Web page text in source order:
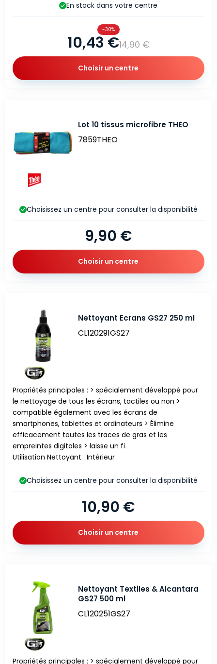
10,43 €14,90 €
-30%
En stock dans votre centre
Choisir un centre
Lot 10 tissus microfibre THEO
7859THEO
9,90 €
Choisissez un centre pour consulter la disponibilité
Choisir un centre
Nettoyant Ecrans GS27 250 ml
CL120291GS27
Propriétés principales : > spécialement développé pour
le nettoyage de tous les écrans, tactiles ou non >
compatible également avec les écrans de
smartphones, tablettes et ordinateurs > Élimine
efficacement toutes les traces de gras et les
empreintes digitales > laisse un fi
Utilisation Nettoyant : Intérieur
10,90 €
Choisissez un centre pour consulter la disponibilité
Choisir un centre
Nettoyant Textiles & Alcantara
GS27 500 ml
CL120251GS27
Propriétés principales : > spécialement développé pour